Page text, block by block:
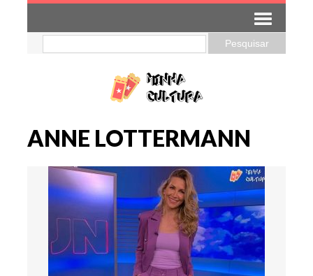
ANNE LOTTERMANN